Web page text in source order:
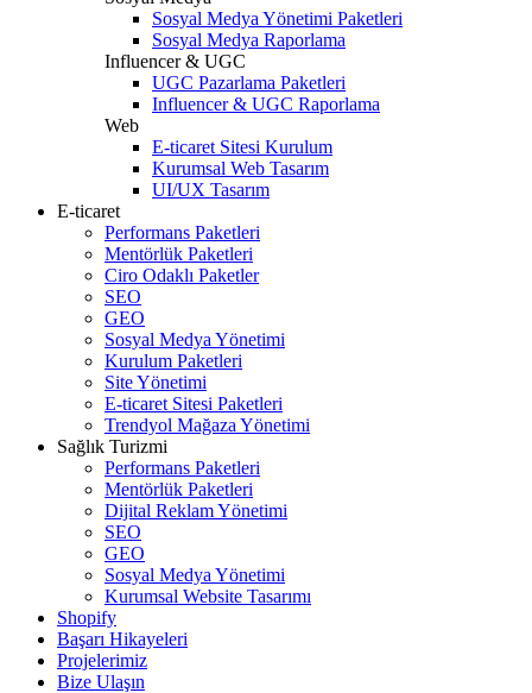
Sosyal Medya Yönetimi Paketleri
Sosyal Medya Raporlama
Influencer & UGC
UGC Pazarlama Paketleri
Influencer & UGC Raporlama
Web
E-ticaret Sitesi Kurulum
Kurumsal Web Tasarım
UI/UX Tasarım
E-ticaret
Performans Paketleri
Mentörlük Paketleri
Ciro Odaklı Paketler
SEO
GEO
Sosyal Medya Yönetimi
Kurulum Paketleri
Site Yönetimi
E-ticaret Sitesi Paketleri
Trendyol Mağaza Yönetimi
Sağlık Turizmi
Performans Paketleri
Mentörlük Paketleri
Dijital Reklam Yönetimi
SEO
GEO
Sosyal Medya Yönetimi
Kurumsal Website Tasarımı
Shopify
Başarı Hikayeleri
Projelerimiz
Bize Ulaşın